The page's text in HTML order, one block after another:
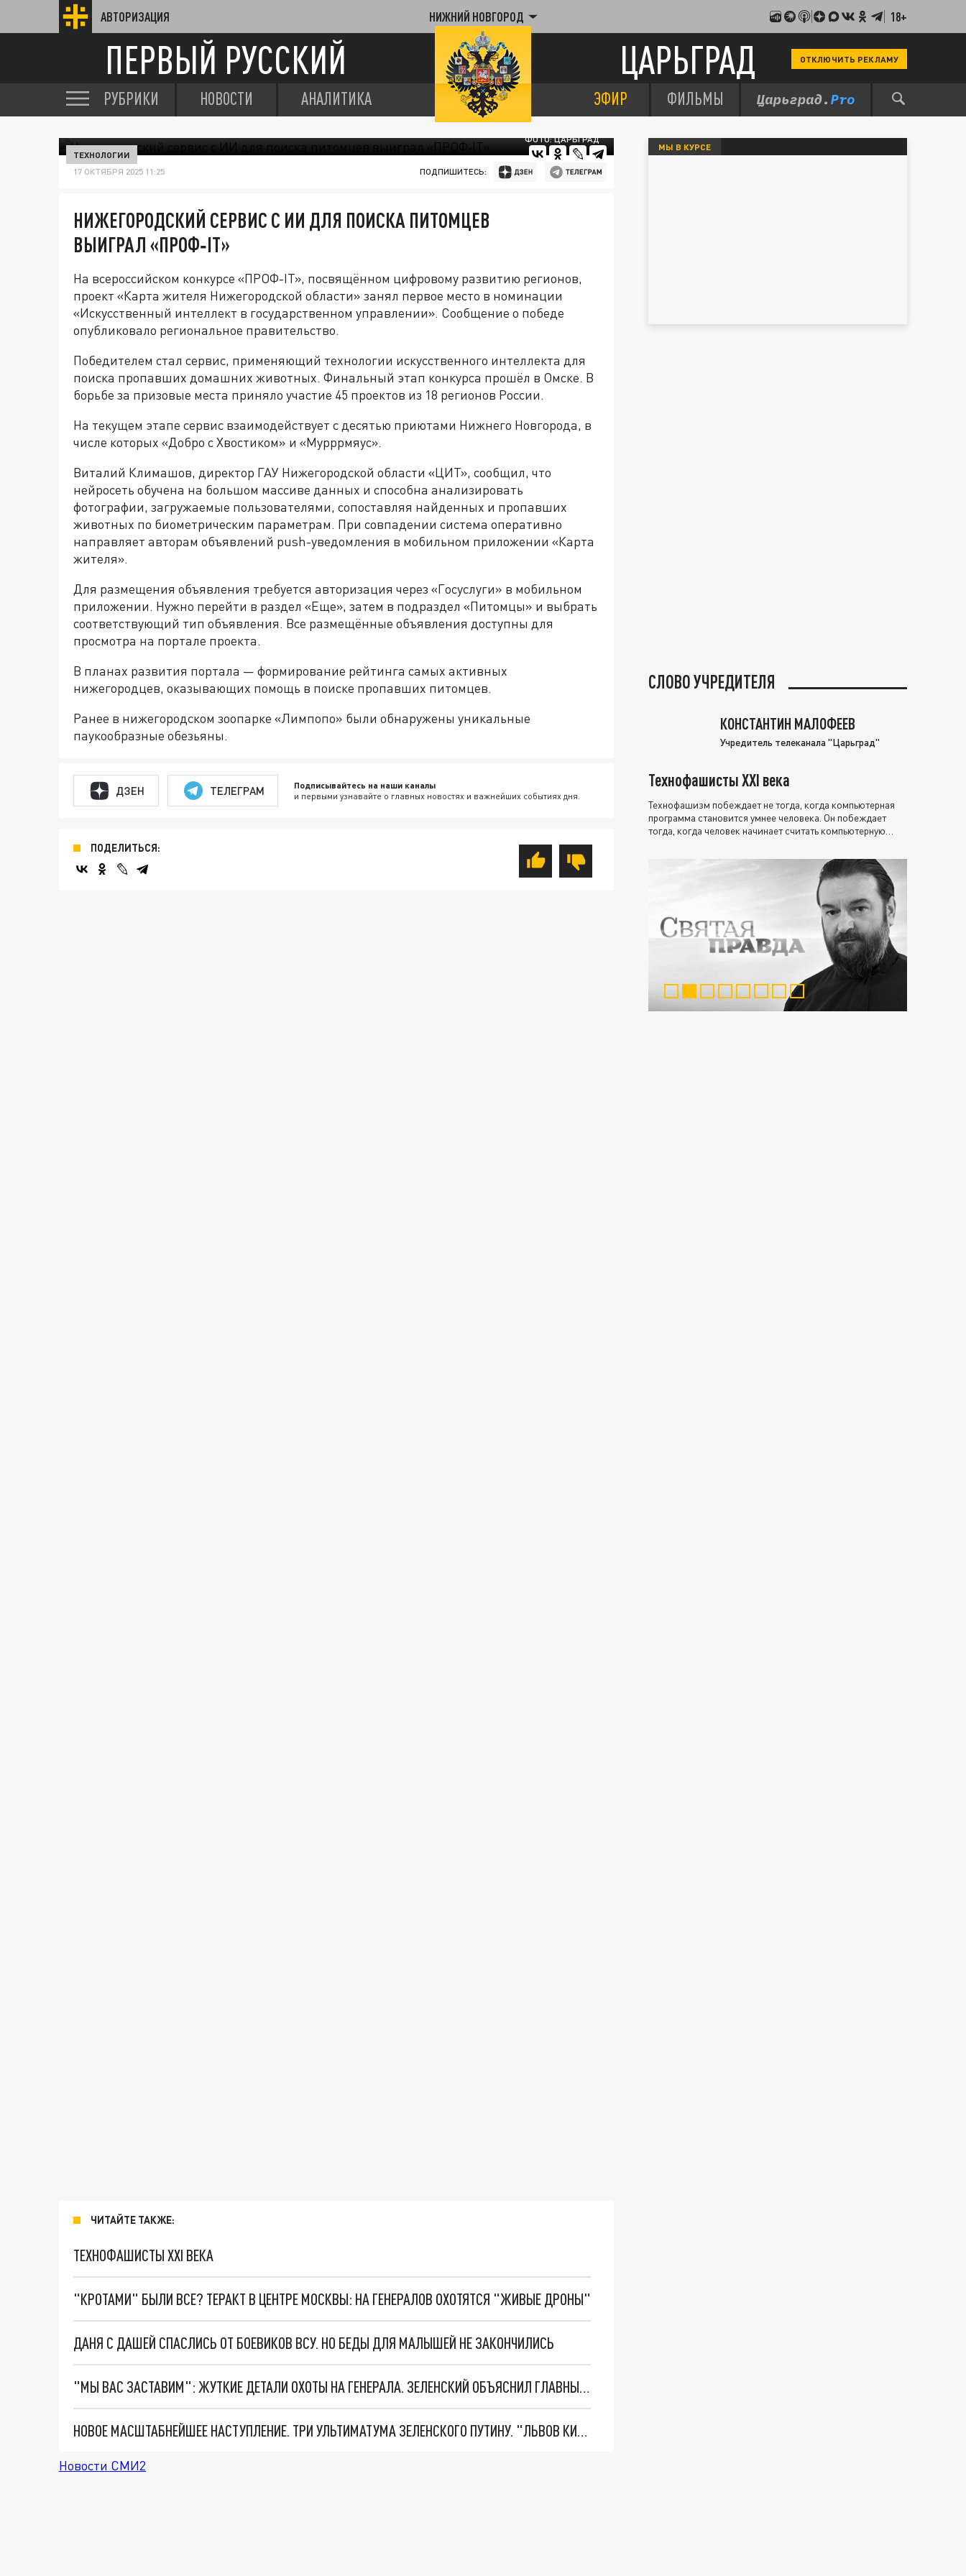
АВТОРИЗАЦИЯ НИЖНИЙ НОВГОРОД 18+
ПЕРВЫЙ РУССКИЙ ЦАРЬГРАД ОТКЛЮЧИТЬ РЕКЛАМУ
РУБРИКИ НОВОСТИ АНАЛИТИКА ЭФИР ФИЛЬМЫ
ФОТО: ЦАРЬГРАД
ТЕХНОЛОГИИ
17 ОКТЯБРЯ 2025 11:25 ПОДПИШИТЕСЬ:
НИЖЕГОРОДСКИЙ СЕРВИС С ИИ ДЛЯ ПОИСКА ПИТОМЦЕВ
ВЫИГРАЛ «ПРОФ‑IT»
На всероссийском конкурсе «ПРОФ-IT», посвящённом цифровому развитию регионов,
проект «Карта жителя Нижегородской области» занял первое место в номинации
«Искусственный интеллект в государственном управлении». Сообщение о победе
опубликовало региональное правительство.
Победителем стал сервис, применяющий технологии искусственного интеллекта для
поиска пропавших домашних животных. Финальный этап конкурса прошёл в Омске. В
борьбе за призовые места приняло участие 45 проектов из 18 регионов России.
На текущем этапе сервис взаимодействует с десятью приютами Нижнего Новгорода, в
числе которых «Добро с Хвостиком» и «Мурррмяус».
Виталий Климашов, директор ГАУ Нижегородской области «ЦИТ», сообщил, что
нейросеть обучена на большом массиве данных и способна анализировать
фотографии, загружаемые пользователями, сопоставляя найденных и пропавших
животных по биометрическим параметрам. При совпадении система оперативно
направляет авторам объявлений push-уведомления в мобильном приложении «Карта
жителя».
Для размещения объявления требуется авторизация через «Госуслуги» в мобильном
приложении. Нужно перейти в раздел «Еще», затем в подраздел «Питомцы» и выбрать
соответствующий тип объявления. Все размещённые объявления доступны для
просмотра на портале проекта.
В планах развития портала — формирование рейтинга самых активных
нижегородцев, оказывающих помощь в поиске пропавших питомцев.
Ранее в нижегородском зоопарке «Лимпопо» были обнаружены уникальные
паукообразные обезьяны.
ДЗЕН ТЕЛЕГРАМ Подписывайтесь на наши каналы
и первыми узнавайте о главных новостях и важнейших событиях дня.
ПОДЕЛИТЬСЯ:
ЧИТАЙТЕ ТАКЖЕ:
ТЕХНОФАШИСТЫ XXI ВЕКА
"КРОТАМИ" БЫЛИ ВСЕ? ТЕРАКТ В ЦЕНТРЕ МОСКВЫ: НА ГЕНЕРАЛОВ ОХОТЯТСЯ "ЖИВЫЕ ДРОНЫ"
ДАНЯ С ДАШЕЙ СПАСЛИСЬ ОТ БОЕВИКОВ ВСУ. НО БЕДЫ ДЛЯ МАЛЫШЕЙ НЕ ЗАКОНЧИЛИСЬ
"МЫ ВАС ЗАСТАВИМ": ЖУТКИЕ ДЕТАЛИ ОХОТЫ НА ГЕНЕРАЛА. ЗЕЛЕНСКИЙ ОБЪЯСНИЛ ГЛАВНЫЙ СМЫСЛ ТЕРАКТА В ЦЕНТРЕ МОСКВЫ
НОВОЕ МАСШТАБНЕЙШЕЕ НАСТУПЛЕНИЕ. ТРИ УЛЬТИМАТУМА ЗЕЛЕНСКОГО ПУТИНУ. "ЛЬВОВ КИМА" ПОСТАВЯТ НА ПВО? ГЛОБАЛЬНЫЙ ПРОРЫВ ПОД ЗАПОРОЖЬЕМ
Новости СМИ2
МЫ В КУРСЕ
СЛОВО УЧРЕДИТЕЛЯ
КОНСТАНТИН МАЛОФЕЕВ
Учредитель телеканала "Царьград"
Технофашисты XXI века
Технофашизм побеждает не тогда, когда компьютерная
программа становится умнее человека. Он побеждает
тогда, когда человек начинает считать компьютерную